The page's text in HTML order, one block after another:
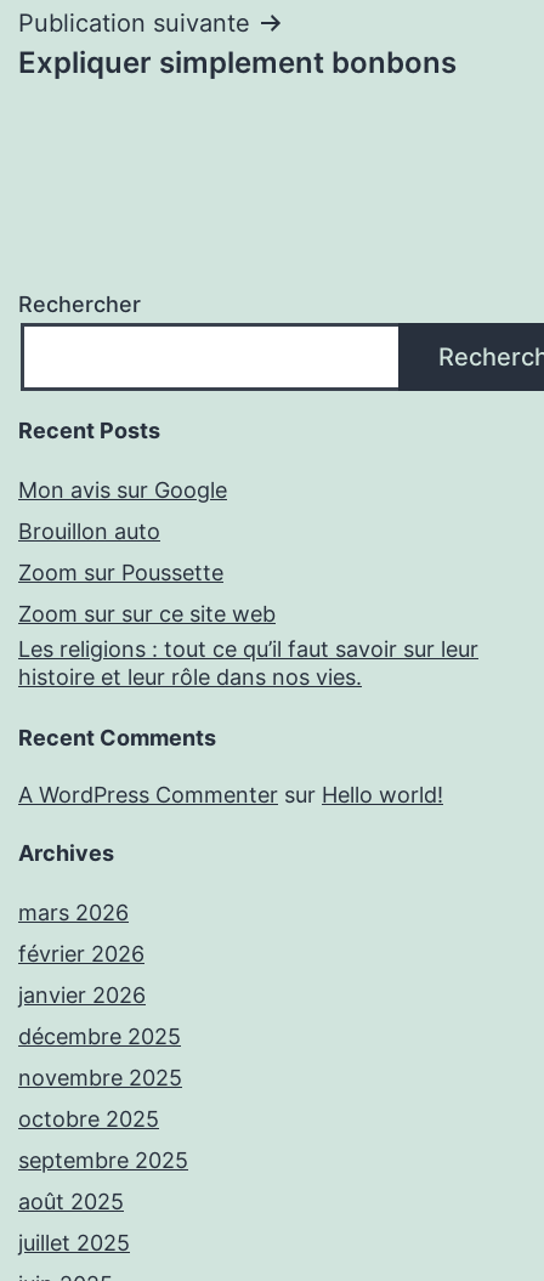
Publication suivante
Expliquer simplement bonbons
Rechercher
Recent Posts
Mon avis sur Google
Brouillon auto
Zoom sur Poussette
Zoom sur sur ce site web
Les religions : tout ce qu’il faut savoir sur leur
histoire et leur rôle dans nos vies.
Recent Comments
A WordPress Commenter sur Hello world!
Archives
mars 2026
février 2026
janvier 2026
décembre 2025
novembre 2025
octobre 2025
septembre 2025
août 2025
juillet 2025